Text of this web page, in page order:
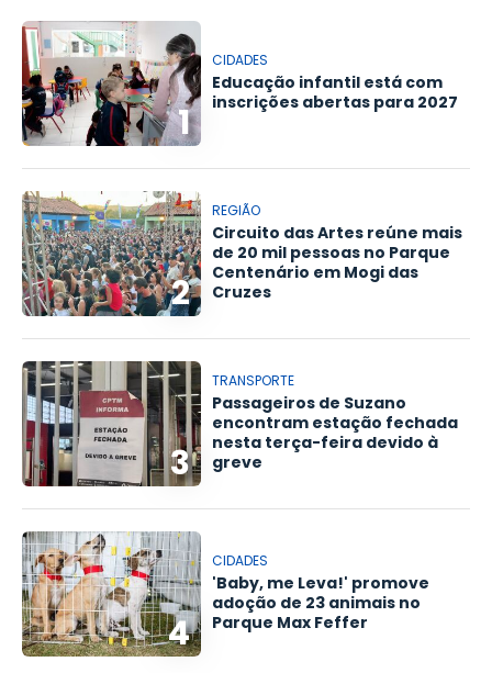
1
CIDADES
Educação infantil está com
inscrições abertas para 2027
2
REGIÃO
Circuito das Artes reúne mais
de 20 mil pessoas no Parque
Centenário em Mogi das
Cruzes
3
TRANSPORTE
Passageiros de Suzano
encontram estação fechada
nesta terça-feira devido à
greve
4
CIDADES
'Baby, me Leva!' promove
adoção de 23 animais no
Parque Max Feffer